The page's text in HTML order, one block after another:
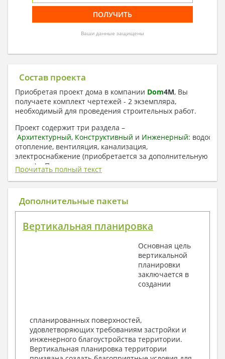
Ваши данные защищены
Состав проекта
Приобретая проект дома в компании Dom4M, Вы
получаете комплект чертежей - 2 экземпляра,
необходимый для проведения строительных работ.
Проект содержит три раздела –
Архитектурный, Конструктивный и Инженерный:
отопление, вентиляция, канализация,
электроснабжение (приобретается за дополнительную
плату) + Пояснительная записка.
1. Архитектурный раздел:
Общие данные по проекту
Поэтажные маркировочные планы с
Разрезы и состав конструкций
Фасады с ведомостью внешних отделок
Элементы проемов – спецификация
Ведомость перемычек – сечения и
Архитектурные узлы в конструкциях
2. Конструктивный раздел:
Общие данные по проекту
Прочитать полный текст
Дополнительные пакеты
Вертикальная планировка
Основная цель
вертикальной
планировки
заключается в
создании
спланированных поверхностей,
удовлетворяющих требованиям застройки и
инженерного благоустройства территории.
Вертикальная планировка территории